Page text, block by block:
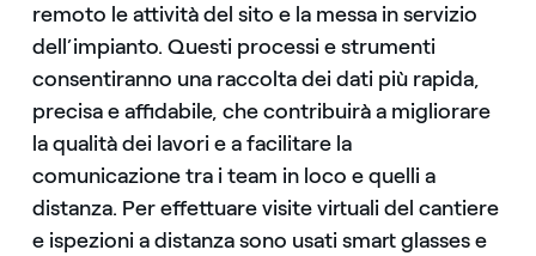
remoto le attività del sito e la messa in servizio
dell’impianto. Questi processi e strumenti
consentiranno una raccolta dei dati più rapida,
precisa e affidabile, che contribuirà a migliorare
la qualità dei lavori e a facilitare la
comunicazione tra i team in loco e quelli a
distanza. Per effettuare visite virtuali del cantiere
e ispezioni a distanza sono usati smart glasses e